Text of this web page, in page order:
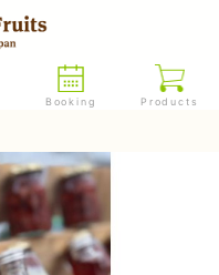
Booking Products